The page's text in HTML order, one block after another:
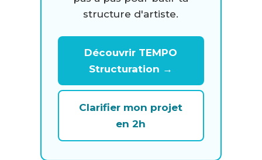
structure d'artiste.
Découvrir TEMPO
Structuration →
Clarifier mon projet
en 2h